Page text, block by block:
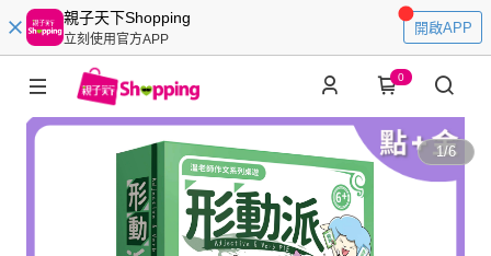
親子天下Shopping
立刻使用官方APP
開啟APP
0
1/6